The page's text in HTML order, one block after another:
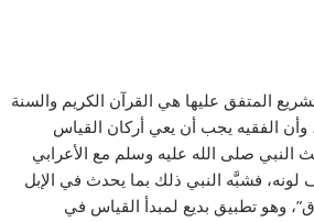
المتفق عليها هي القرآن الكريم والسنة
وأن الفقيه يجب أن يعي أركان القياس
النبي صلى الله عليه وسلم مع الأعرابي
لونه، فشبَّه النبي ذلك بما يحدث في الإبل
وهو تطبيق بديع لمبدأ القياس في